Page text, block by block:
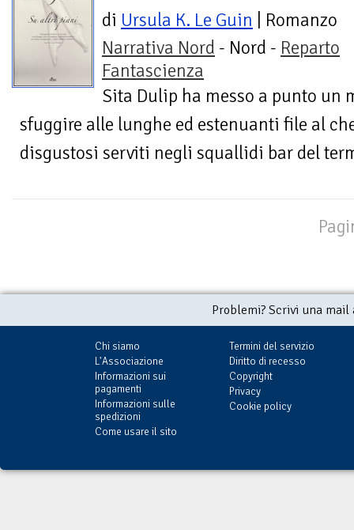
di Ursula K. Le Guin | Romanzo
Narrativa Nord - Nord - Reparto
Fantascienza
Sita Dulip ha messo a punto un
sfuggire alle lunghe ed estenuanti file al
disgustosi serviti negli squallidi bar del
Problemi? Scrivi una
Chi siamo
L'Associazione
Informazioni sui
pagamenti
Informazioni sulle
spedizioni
Come usare il sito
Termini del servizio
Diritto di recesso
Copyright
Privacy
Cookie policy